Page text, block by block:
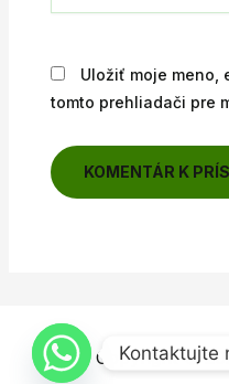
Uložiť moje meno,
tomto prehliadači pre
Copyright ©
Kontaktujte